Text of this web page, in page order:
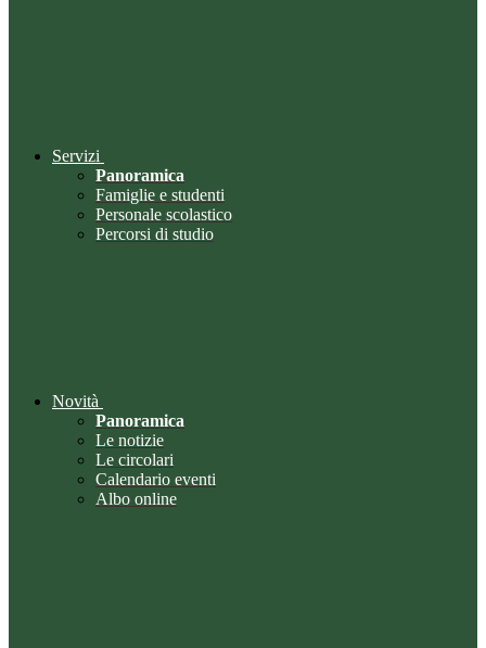
Servizi
Panoramica
Famiglie e studenti
Personale scolastico
Percorsi di studio
Novità
Panoramica
Le notizie
Le circolari
Calendario eventi
Albo online